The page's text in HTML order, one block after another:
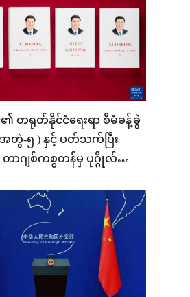
၏ တရုတ်နိုင်ငံရေးရာ စီမံခန့်ခွဲ
တွဲ-၅ ) နှင့် ပတ်သက်ပြီး
ဂျစ်ကစ္စတန်မှ ပုဂ္ဂိုလ်များ